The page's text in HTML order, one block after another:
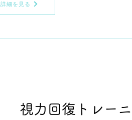
詳細を見る
視力回復トレー